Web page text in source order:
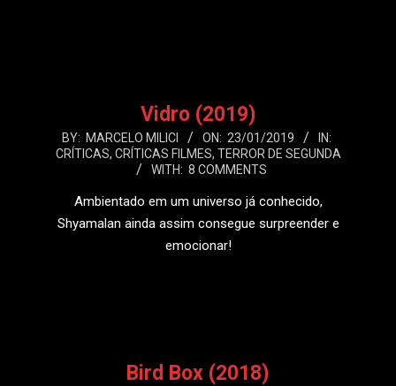
Vidro (2019)
2019-
01-
BY: MARCELO MILICI ON: 23/01/2019
IN:
CRÍTICAS, CRÍTICAS FILMES, TERROR DE SEGUNDA
WITH: 8 COMMENTS
Ambientado em um universo já conhecido,
Shyamalan ainda assim consegue surpreender e
emocionar!
Bird Box (2018)